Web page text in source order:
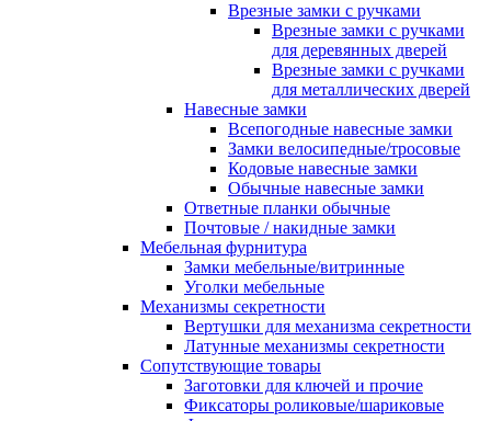
Врезные замки с ручками
Врезные замки с ручками
для деревянных дверей
Врезные замки с ручками
для металлических дверей
Навесные замки
Всепогодные навесные замки
Замки велосипедные/тросовые
Кодовые навесные замки
Обычные навесные замки
Ответные планки обычные
Почтовые / накидные замки
Мебельная фурнитура
Замки мебельные/витринные
Уголки мебельные
Механизмы секретности
Вертушки для механизма секретности
Латунные механизмы секретности
Сопутствующие товары
Заготовки для ключей и прочие
Фиксаторы роликовые/шариковые